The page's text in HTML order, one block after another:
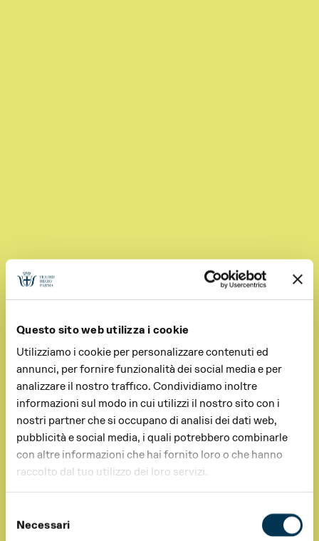
Questo sito web utilizza i cookie
Utilizziamo i cookie per personalizzare contenuti ed
annunci, per fornire funzionalità dei social media e per
analizzare il nostro traffico. Condividiamo inoltre
informazioni sul modo in cui utilizzi il nostro sito con i
nostri partner che si occupano di analisi dei dati web,
pubblicità e social media, i quali potrebbero combinarle
con altre informazioni che hai fornito loro o che hanno
raccolto dal tuo utilizzo dei loro servizi.
delNecessari